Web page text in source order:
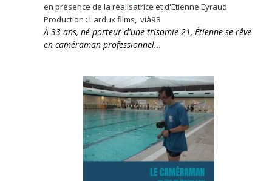
en présence de la réalisatrice et d'Etienne Eyraud
Production : Lardux films, vià93
À 33 ans, né porteur d'une trisomie 21, Étienne se rêve
en caméraman professionnel...